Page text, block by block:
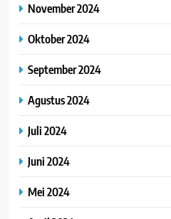
November 2024
Oktober 2024
September 2024
Agustus 2024
Juli 2024
Juni 2024
Mei 2024